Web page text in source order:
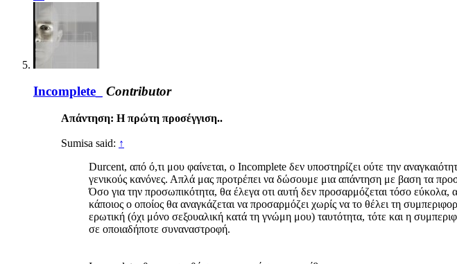
Incomplete_ Contributor
Απάντηση: Η πρώτη προσέγγιση..
Sumisa said: ↑
Durcent, από ό,τι μου φαίνεται, ο Incomplete δεν υποστηρίζει ούτε την
γενικούς κανόνες. Απλά μας προτρέπει να δώσουμε μια απάντηση με βαση τα
Όσο για την προσωπικότητα, θα έλεγα οτι αυτή δεν προσαρμόζεται τόσο
κάποιος ο οποίος θα αναγκάζεται να προσαρμόζει χωρίς να το θέλει τη
ερωτική (όχι μόνο σεξουαλική κατά τη γνώμη μου) ταυτότητα, τότε και η
σε οποιαδήποτε συναναστροφή.